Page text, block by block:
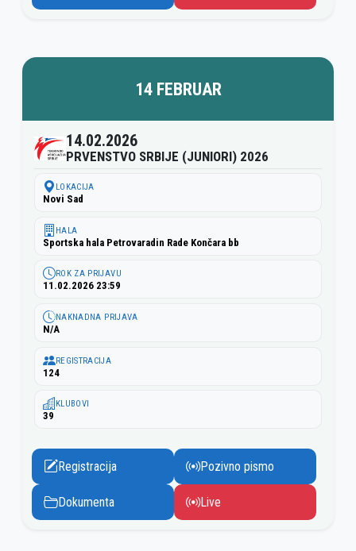
14 FEBRUAR
14.02.2026
PRVENSTVO SRBIJE (JUNIORI) 2026
LOKACIJA
Novi Sad
HALA
Sportska hala Petrovaradin Rade Končara bb
ROK ZA PRIJAVU
11.02.2026 23:59
NAKNADNA PRIJAVA
N/A
REGISTRACIJA
124
KLUBOVI
39
Registracija Pozivno pismo
Dokumenta Live